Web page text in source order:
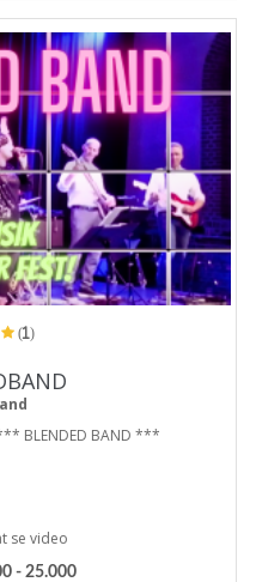
(1)
BLENDED BAND ***
se video
- 25.000